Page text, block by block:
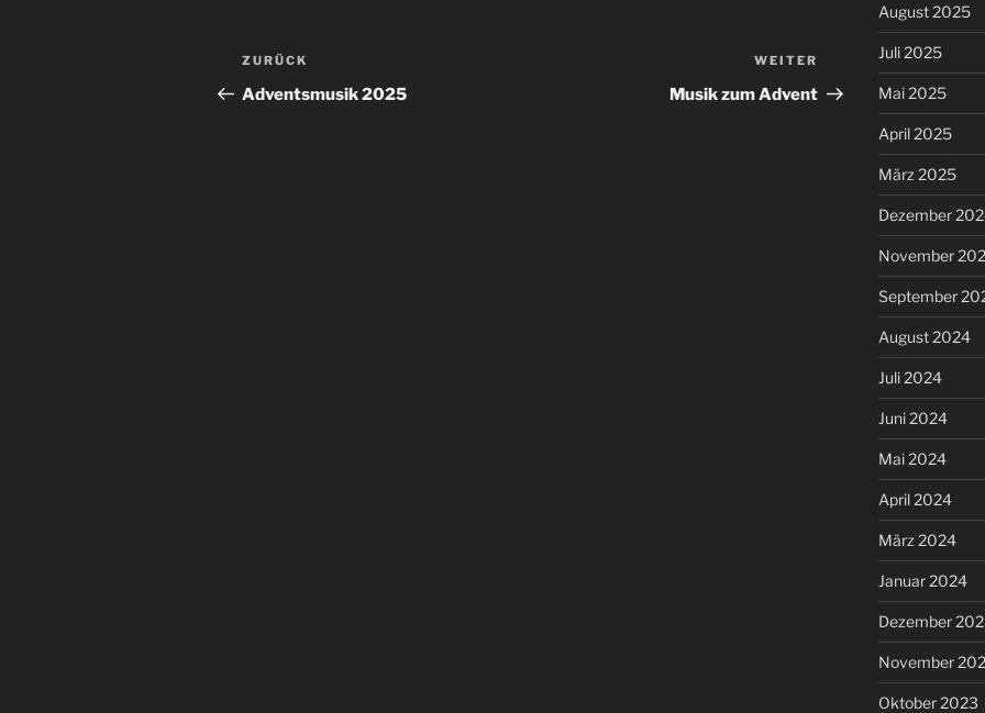
Beitragsnavigation
Vorheriger
Beitrag
ZURÜCK
Adventsmusik 2025
Nächster
Beitrag
WEITER
Musik zum Advent
August 2025
Juli 2025
Mai 2025
April 2025
März 2025
Dezember
November
September
August 2024
Juli 2024
Juni 2024
Mai 2024
April 2024
März 2024
Januar 2024
Dezember
November
Oktober 2023